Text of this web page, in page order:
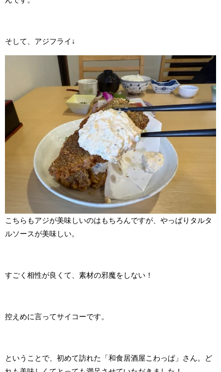
そして、アジフライ↓
こちらもアジが美味しいのはもちろんですが、やっぱりタルタ
ルソースが美味しい。
すごく相性が良くて、素材の邪魔をしない！
控えめに言ってサイコーです。
ということで、初めて訪れた「和食居酒屋こわっぱ」さん。ど